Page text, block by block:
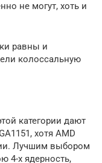
не могут, хоть и
равны и
колоссальную
категории дают
хотя AMD
Лучшим выбором
4-х ядерность,